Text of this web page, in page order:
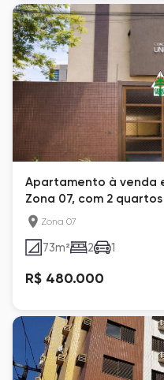
Apartamento à venda
Zona 07, com 2 quartos
Zona 07
73m² 2 1
R$ 480.000